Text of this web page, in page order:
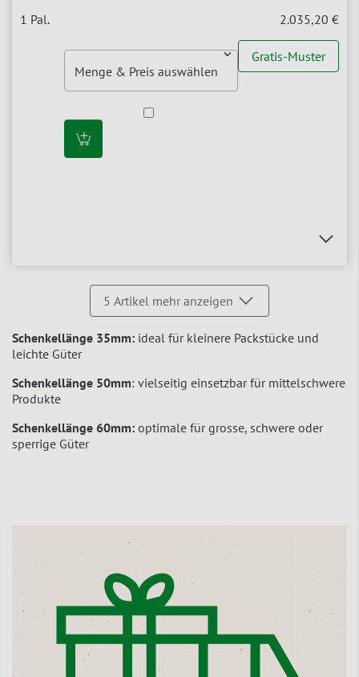
2.035,20 €
Gratis-Muster
5 Artikel mehr anzeigen
Schenkellänge 35mm: ideal für kleinere Packstücke und
leichte Güter
Schenkellänge 50mm: vielseitig einsetzbar für mittelschwere
Produkte
Schenkellänge 60mm: optimale für grosse, schwere oder
sperrige Güter